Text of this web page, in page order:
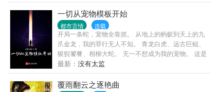
一切从宠物模板开始
都市言情 连载
开局一条蛇，宠物全靠抓。 从地上的蚂蚁到天上的九
爪金龙，我的罪行无人不知。 青龙白虎、远古巨鲲、
狻猊饕餮、相柳大蛇。 无一不想成为我的宠物。 这是
一个灵气复苏的世界，顾江在不断的捕捉、培养宠物
中逐渐变强。
最新： 没有太监
覆雨翻云之逐艳曲